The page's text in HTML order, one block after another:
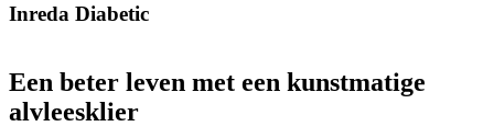
Inreda Diabetic
Een beter leven met een kunstmatige
alvleesklier